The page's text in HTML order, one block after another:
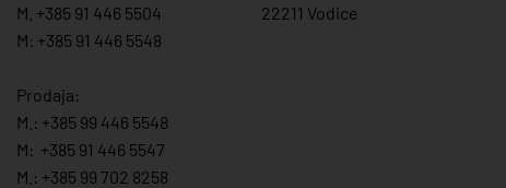
M. +385 91 446 5504
M: +385 91 446 5548
Prodaja:
M.: +385 99 446 5548
M: +385 91 446 5547
M.: +385 99 702 8258
22211 Vodice